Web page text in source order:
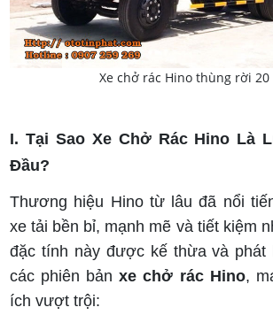
Xe chở rác Hino thùng rời 20
I. Tại Sao Xe Chở Rác Hino Là
Đầu?
Thương hiệu Hino từ lâu đã nổi
xe tải bền bỉ, mạnh mẽ và tiết kiệm
đặc tính này được kế thừa và phát
các phiên bảnxe chở rác Hino,
ích vượt trội: